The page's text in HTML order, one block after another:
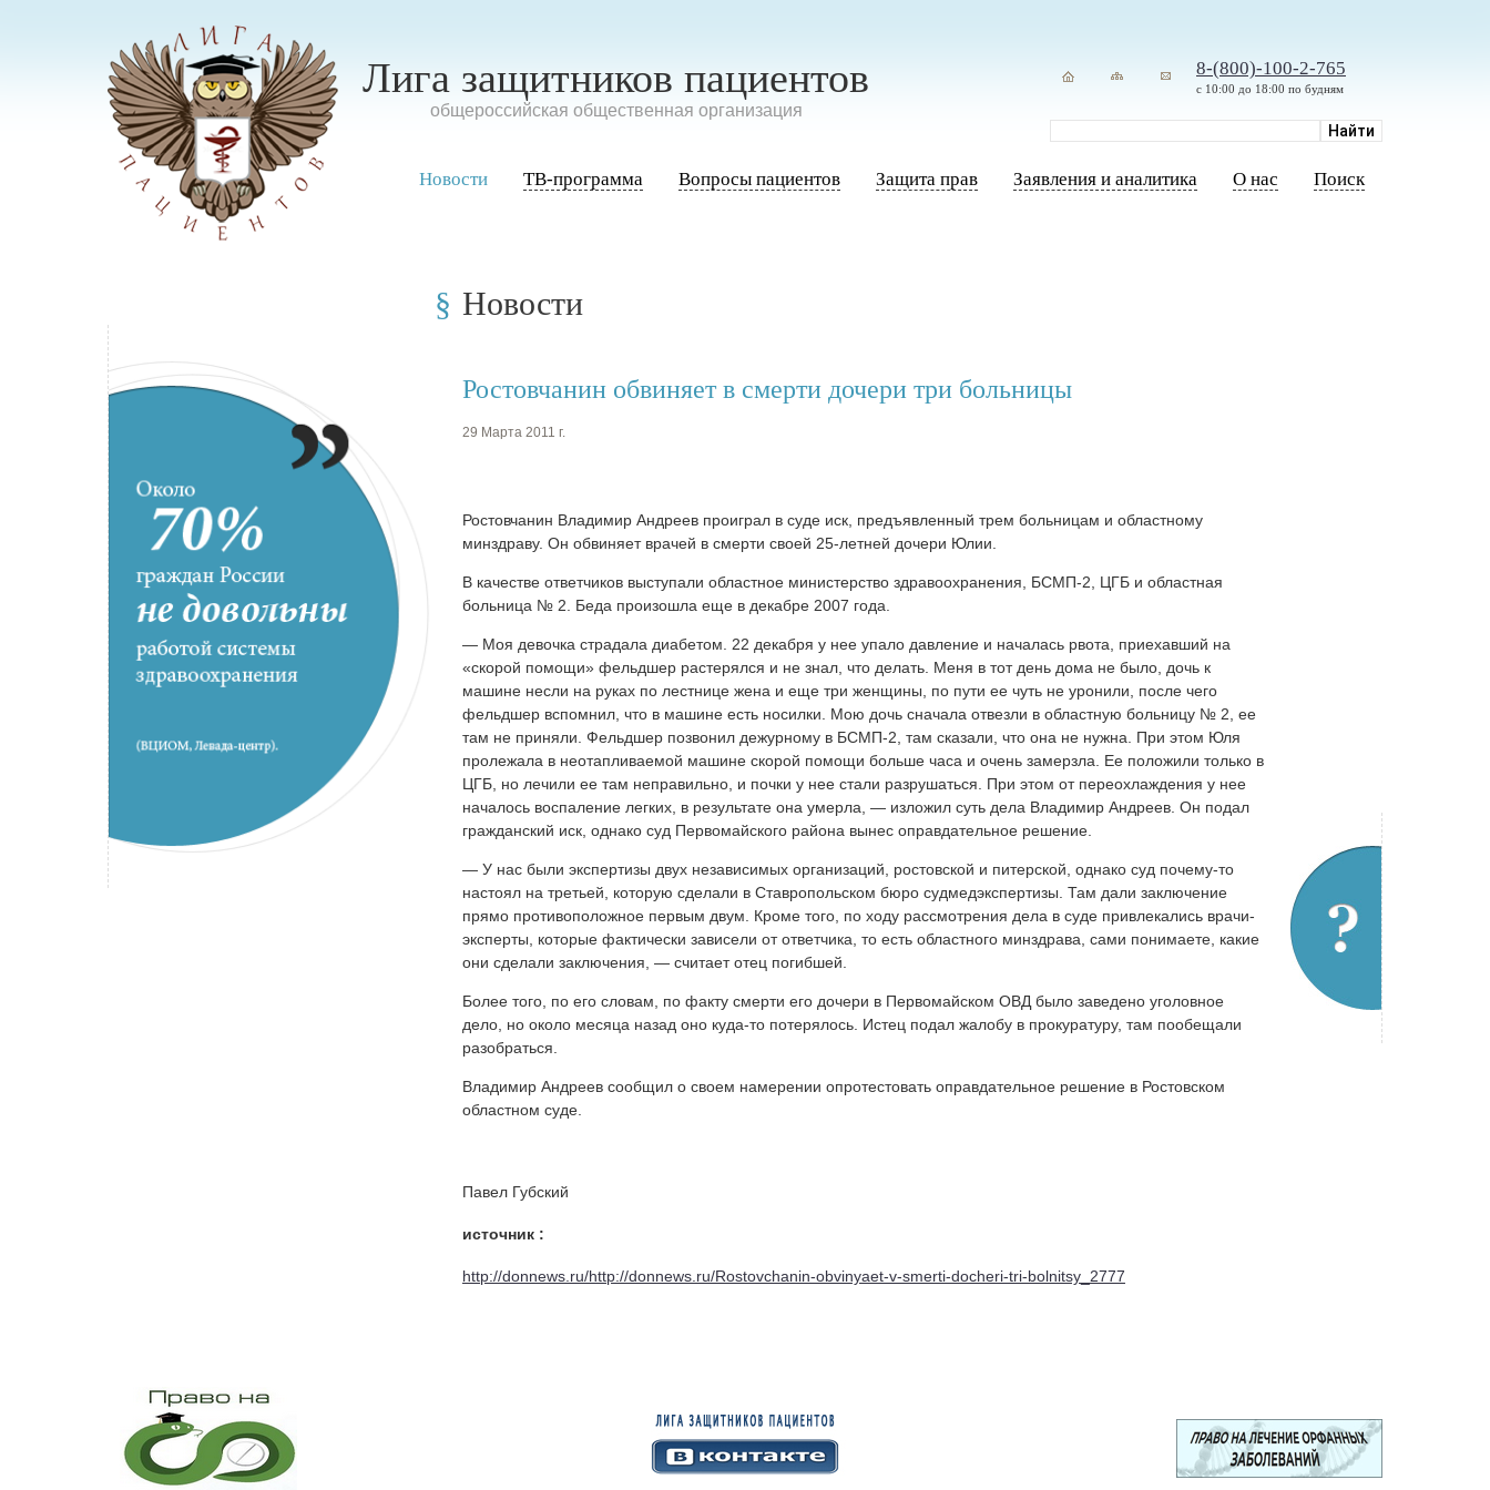
Лига защитников пациентов
oбщероссийская общественная организация
8-(800)-100-2-765
с 10:00 до 18:00 по будням
Новости ТВ-программа Вопросы пациентов Защита прав Заявления и аналитика О нас Поиск
Новости
Ростовчанин обвиняет в смерти дочери три больницы
29 Марта 2011 г.
Ростовчанин Владимир Андреев проиграл в суде иск, предъявленный трем больницам и областному
минздраву. Он обвиняет врачей в смерти своей 25-летней дочери Юлии.
В качестве ответчиков выступали областное министерство здравоохранения, БСМП-2, ЦГБ и областная
больница № 2. Беда произошла еще в декабре 2007 года.
— Моя девочка страдала диабетом. 22 декабря у нее упало давление и началась рвота, приехавший на
«скорой помощи» фельдшер растерялся и не знал, что делать. Меня в тот день дома не было, дочь к
машине несли на руках по лестнице жена и еще три женщины, по пути ее чуть не уронили, после чего
фельдшер вспомнил, что в машине есть носилки. Мою дочь сначала отвезли в областную больницу № 2, ее
там не приняли. Фельдшер позвонил дежурному в БСМП-2, там сказали, что она не нужна. При этом Юля
пролежала в неотапливаемой машине скорой помощи больше часа и очень замерзла. Ее положили только в
ЦГБ, но лечили ее там неправильно, и почки у нее стали разрушаться. При этом от переохлаждения у нее
началось воспаление легких, в результате она умерла, — изложил суть дела Владимир Андреев. Он подал
гражданский иск, однако суд Первомайского района вынес оправдательное решение.
— У нас были экспертизы двух независимых организаций, ростовской и питерской, однако суд почему-то
настоял на третьей, которую сделали в Ставропольском бюро судмедэкспертизы. Там дали заключение
прямо противоположное первым двум. Кроме того, по ходу рассмотрения дела в суде привлекались врачи-
эксперты, которые фактически зависели от ответчика, то есть областного минздрава, сами понимаете, какие
они сделали заключения, — считает отец погибшей.
Более того, по его словам, по факту смерти его дочери в Первомайском ОВД было заведено уголовное
дело, но около месяца назад оно куда-то потерялось. Истец подал жалобу в прокуратуру, там пообещали
разобраться.
Владимир Андреев сообщил о своем намерении опротестовать оправдательное решение в Ростовском
областном суде.
Павел Губский
источник :
http://donnews.ru/http://donnews.ru/Rostovchanin-obvinyaet-v-smerti-docheri-tri-bolnitsy_2777